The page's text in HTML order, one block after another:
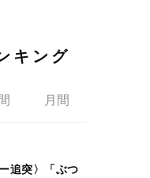
キング
月間
追突〉「ぶつ